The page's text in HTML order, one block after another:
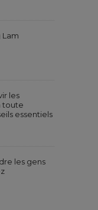
Lam
les
toute
essentiels
les gens